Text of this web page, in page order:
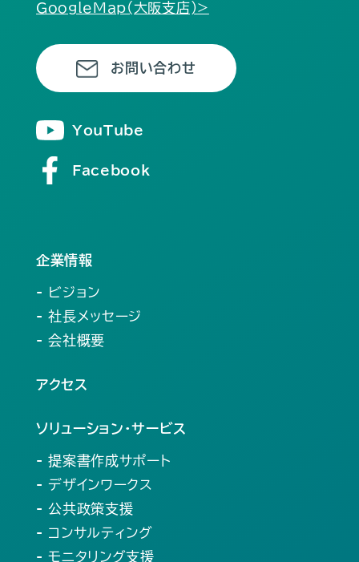
GoogleMap(大阪支店)>
お問い合わせ
YouTube
Facebook
企業情報
- ビジョン
- 社長メッセージ
- 会社概要
アクセス
ソリューション・サービス
- 提案書作成サポート
- デザインワークス
- 公共政策支援
- コンサルティング
- モニタリング支援